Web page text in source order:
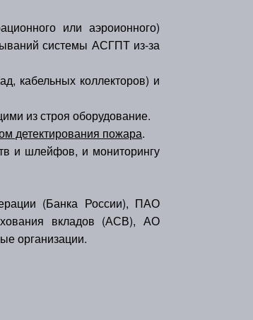
или аэроионного)
системы АСГПТ из-за
кабельных коллекторов) и
из строя оборудование.
детектирования пожара.
и шлейфов, и мониторингу
(Банка России), ПАО
вкладов (АСВ), АО
организации.